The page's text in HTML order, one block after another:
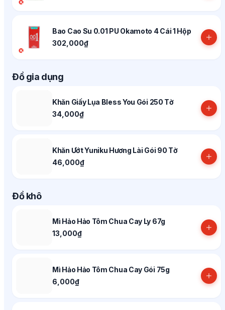
Bao Cao Su 0.01 PU Okamoto 4 Cái 1 Hộp
302,000₫
Đồ gia dụng
Khăn Giấy Lụa Bless You Gói 250 Tờ
34,000₫
Khăn Ướt Yuniku Hương Lài Gói 90 Tờ
46,000₫
Đồ khô
Mì Hảo Hảo Tôm Chua Cay Ly 67g
13,000₫
Mì Hảo Hảo Tôm Chua Cay Gói 75g
6,000₫